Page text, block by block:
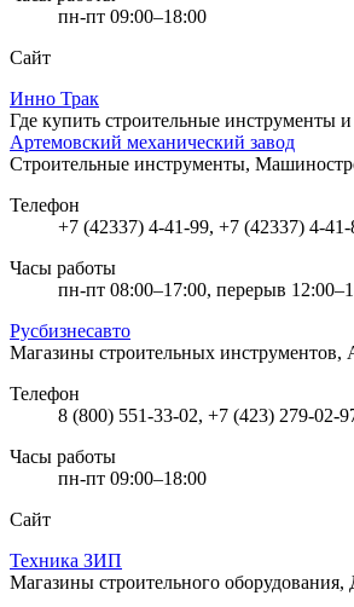
пн-пт 09:00–18:00
Сайт
Инно Трак
Где купить строительные инструменты
Артемовский механический завод
Строительные инструменты,
Телефон
+7 (42337) 4-41-99, +7 (42337) 4-41-
Часы работы
пн-пт 08:00–17:00, перерыв
Русбизнесавто
Магазины строительных инструментов,
Телефон
8 (800) 551-33-02, +7 (423) 279-02-
Часы работы
пн-пт 09:00–18:00
Сайт
Техника ЗИП
Магазины строительного оборудования,